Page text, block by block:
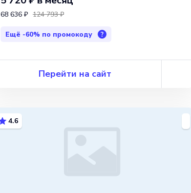
68 636 ₽ 124 793 ₽
Ещё -60% по промокоду ?
Перейти на сайт
4.6